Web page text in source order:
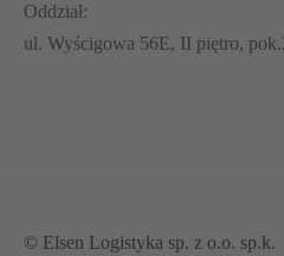
Oddział:
ul. Wyścigowa 56E, II piętro,
© Elsen Logistyka sp. z o.o. sp.k.